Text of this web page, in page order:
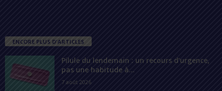
ENCORE PLUS D'ARTICLES
Pilule du lendemain : un recours d’urgence,
pas une habitude à...
7 août 2026